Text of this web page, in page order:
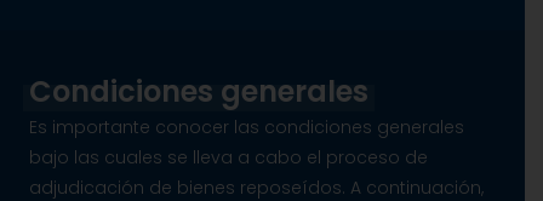
Condiciones generales
Es importante conocer las condiciones generales
bajo las cuales se lleva a cabo el proceso de
adjudicación de bienes reposeídos. A continuación,